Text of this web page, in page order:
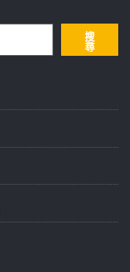
搜
尋